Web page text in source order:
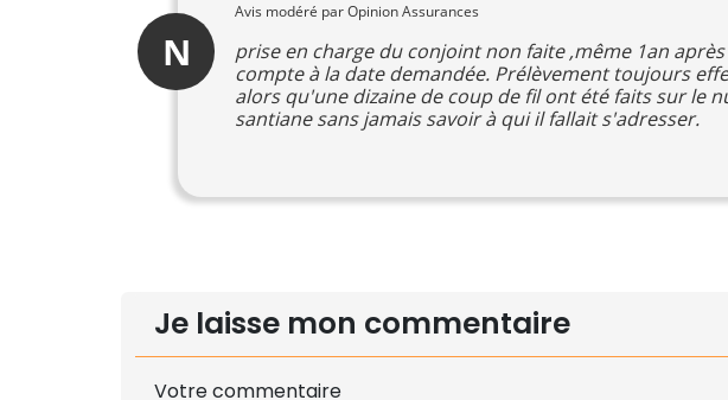
N
Avis modéré par Opinion Assurances
prise en charge du conjoint non faite ,même 1an
compte à la date demandée. Prélèvement toujours
alors qu'une dizaine de coup de fil ont été faits sur le
santiane sans jamais savoir à qui il fallait s'adresser.
Je laisse mon commentaire
Votre commentaire